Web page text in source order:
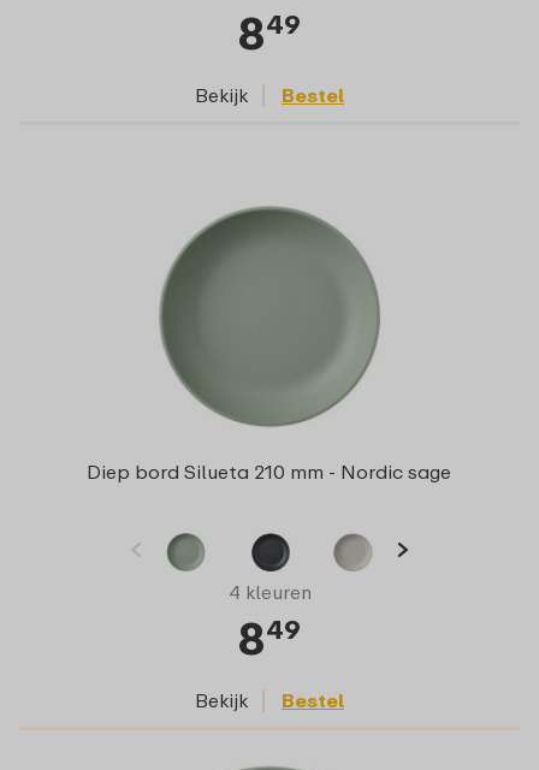
849
Bekijk Bestel
Diep bord Silueta 210 mm - Nordic sage
4 kleuren
849
Bekijk Bestel